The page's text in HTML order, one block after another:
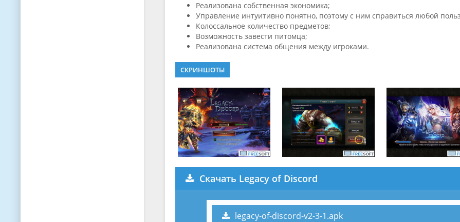
Реализована собственная экономика;
Управление интуитивно понятно, поэтому с ним справиться любой
Колоссальное количество предметов;
Возможность завести питомца;
Реализована система общения между игроками.
СКРИНШОТЫ
Скачать Legacy of Discord
legacy-of-discord-v2-3-1.apk